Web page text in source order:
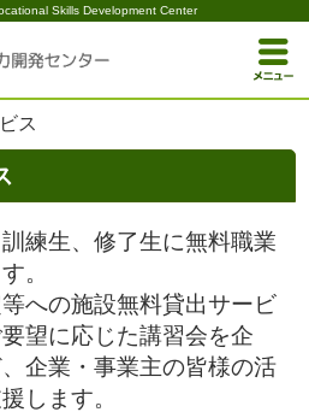
Skills Development Center
ス
練生、修了生に無料職業
。
への施設無料貸出サービ
望に応じた講習会を企
企業・事業主の皆様の活
します。